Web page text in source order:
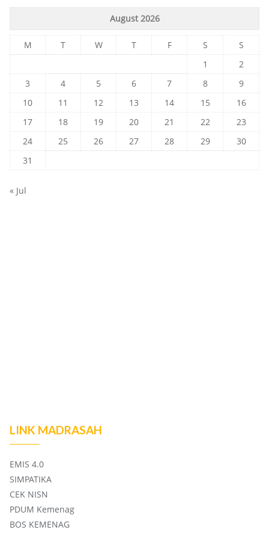
August 2026
M T W T F S
S
1
2
3
4 5 6 7 8
9
10
11 12 13 14 15
16
17
18 19 20 21 22
23
24
25 26 27 28 29
30
31
« Jul
LINK MADRASAH
EMIS 4.0
SIMPATIKA
CEK NISN
PDUM Kemenag
BOS KEMENAG